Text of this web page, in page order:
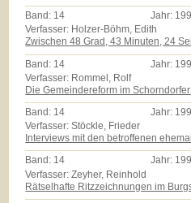
Band: 14 Jahr:
Verfasser: Holzer-Böhm, Edith
Zwischen 48 Grad, 43 Minuten, 24
Band: 14 Jahr:
Verfasser: Rommel, Rolf
Die Gemeindereform im
Band: 14 Jahr:
Verfasser: Stöckle, Frieder
Interviews mit den betroffenen
Band: 14 Jahr:
Verfasser: Zeyher, Reinhold
Rätselhafte Ritzzeichnungen im